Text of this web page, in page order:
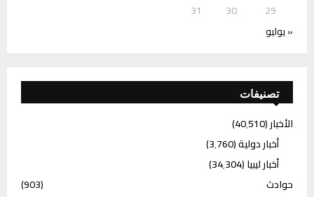
29
30
31
« يوليو
تصنيفات
الأخبار(40٬510)
أخبار دولية(3٬760)
أخبار ليبيا(34٬304)
حوادث
(903)